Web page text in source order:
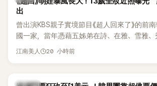
出
曾出演KBS親子實境節目《超人回來了》的前
國一家，當年憑藉五姊弟在詩、在雅、雪雅、
（雪秀大）的可愛互動圈粉無數。隨著孩子們
嘆。
江南美人 20 小時前
K-POP